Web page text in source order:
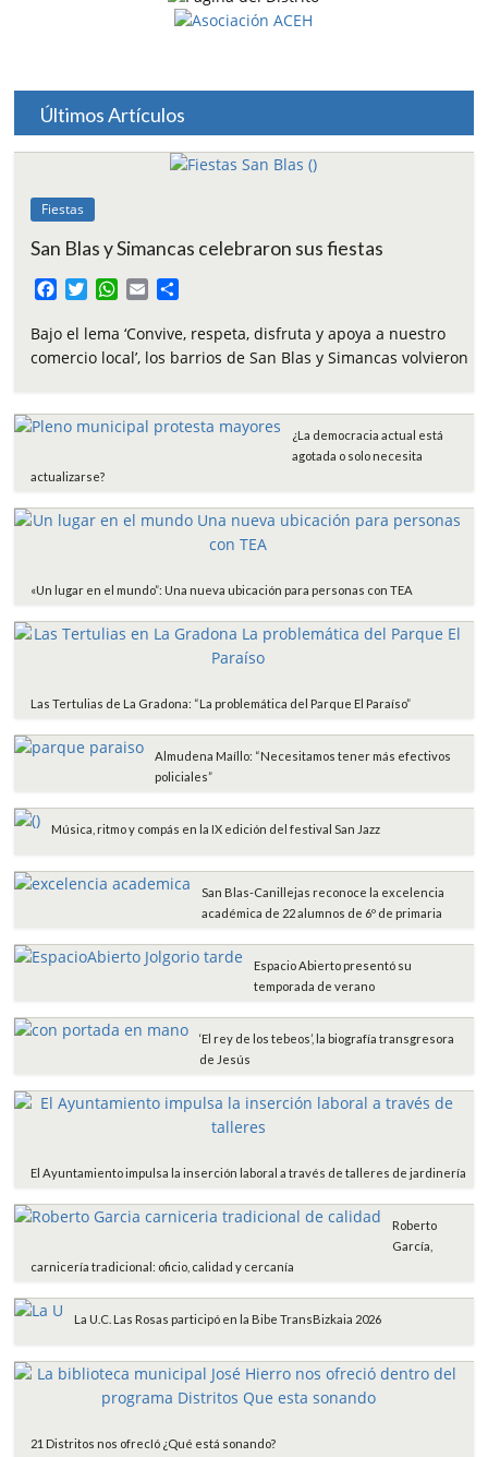
Últimos Artículos
Fiestas
San Blas y Simancas celebraron sus fiestas
c
e
o
i
t
r
W
a
t
p
p
a
i
m
p
t
Bajo el lema ‘Convive, respeta, disfruta y apoya a nuestro
comercio local’, los barrios de San Blas y Simancas volvieron
¿La democracia actual está
agotada o solo necesita
actualizarse?
«Un lugar en el mundo”: Una nueva ubicación para personas con TEA
Las Tertulias de La Gradona: “La problemática del Parque El Paraíso”
Almudena Maíllo: “Necesitamos tener más efectivos
policiales”
Música, ritmo y compás en la IX edición del festival San Jazz
San Blas-Canillejas reconoce la excelencia
académica de 22 alumnos de 6º de primaria
Espacio Abierto presentó su
temporada de verano
‘El rey de los tebeos’, la biografía transgresora
de Jesús
El Ayuntamiento impulsa la inserción laboral a través de talleres de jardinería
Roberto
García,
carnicería tradicional: oficio, calidad y cercanía
La U.C. Las Rosas participó en la Bibe TransBizkaia 2026
21 Distritos nos ofrecIó ¿Qué está sonando?